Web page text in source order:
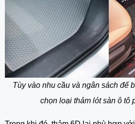
Tùy vào nhu cầu và ngân sách để
chọn loại thảm lót sàn ô tô